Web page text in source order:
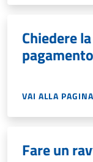
Chiedere
VAI ALLA PAGINA
Fare un